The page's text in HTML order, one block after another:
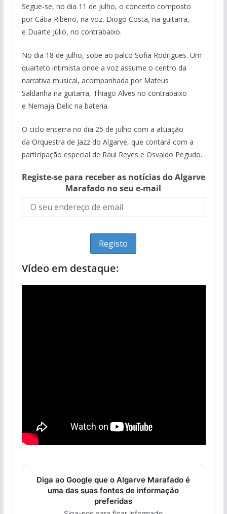
Segue-se, no dia 11 de julho, o concerto composto
por Cátia Ribeiro, na voz, Diogo Costa, na guitarra,
e Duarte Júlio, no contrabaixo.
No dia 18 de julho, sobe ao palco Sofia Rodrigues. Um
quarteto intimista onde a voz assume o centro da
narrativa musical, acompanhada por Mateus
Saldanha na guitarra, Thiago Alves no contrabaixo
e Nemaja Delic na bateria.
O ciclo encerra no dia 25 de julho com a atuação
da Orquestra de Jazz do Algarve, que contará com a
participação especial de Raul Reyes e Osvaldo Pegudo.
Registe-se para receber as notícias do Algarve
Marafado no seu e-mail
Vídeo em destaque:
Diga ao Google que o Algarve Marafado é
uma das suas fontes de informação
preferidas